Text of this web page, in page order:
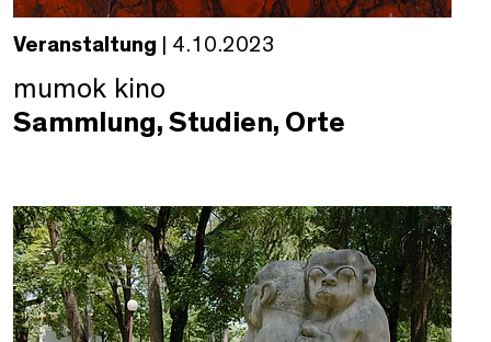
Veranstaltung | 4.10.2023
mumok kino
Sammlung, Studien, Orte